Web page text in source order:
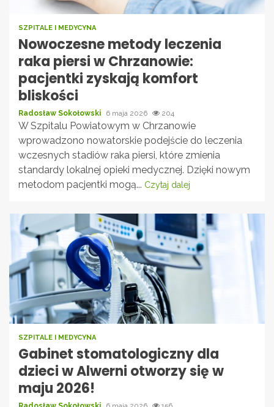
SZPITALE I MEDYCYNA
Nowoczesne metody leczenia
raka piersi w Chrzanowie:
pacjentki zyskają komfort
bliskości
Radosław Sokołowski 6 maja 2026 204
W Szpitalu Powiatowym w Chrzanowie
wprowadzono nowatorskie podejście do leczenia
wczesnych stadiów raka piersi, które zmienia
standardy lokalnej opieki medycznej. Dzięki nowym
metodom pacjentki mogą... Czytaj dalej
SZPITALE I MEDYCYNA
Gabinet stomatologiczny dla
dzieci w Alwerni otworzy się w
maju 2026!